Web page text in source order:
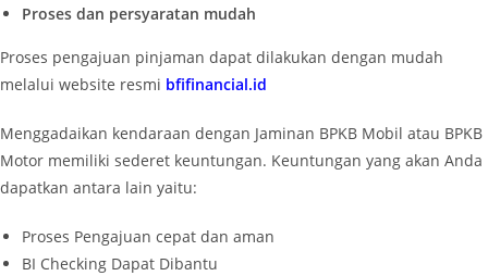
Proses dan persyaratan mudah
Proses pengajuan pinjaman dapat dilakukan dengan mudah
melalui website resmi bfifinancial.id
Menggadaikan kendaraan dengan Jaminan BPKB Mobil atau BPKB
Motor memiliki sederet keuntungan. Keuntungan yang akan Anda
dapatkan antara lain yaitu:
Proses Pengajuan cepat dan aman
BI Checking Dapat Dibantu